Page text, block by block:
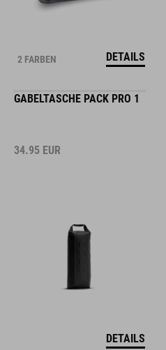
2 FARBEN DETAILS
GABELTASCHE PACK PRO 1
34.95 EUR
DETAILS